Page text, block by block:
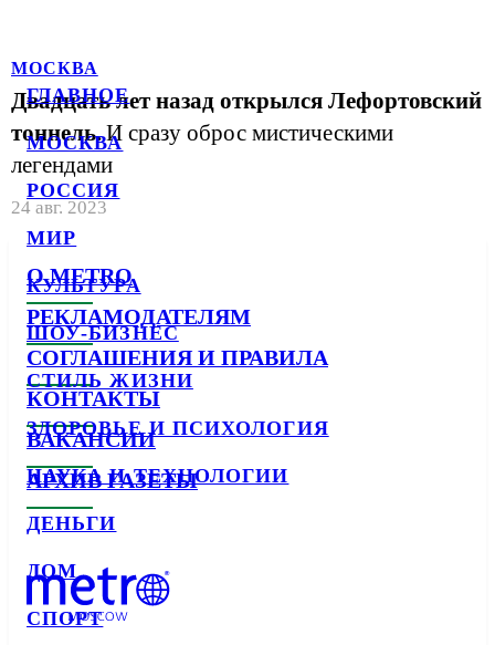
ГЛАВНОЕ
МОСКВА
РОССИЯ
МИР
КУЛЬТУРА
ШОУ-БИЗНЕС
СТИЛЬ ЖИЗНИ
ЗДОРОВЬЕ И ПСИХОЛОГИЯ
НАУКА И ТЕХНОЛОГИИ
ДЕНЬГИ
ДОМ
СПОРТ
МОСКВА
Двадцать лет назад открылся Лефортовский
тоннель.И сразу оброс мистическими
легендами
24 авг. 2023
О METRO
РЕКЛАМОДАТЕЛЯМ
СОГЛАШЕНИЯ И ПРАВИЛА
КОНТАКТЫ
ВАКАНСИИ
АРХИВ ГАЗЕТЫ